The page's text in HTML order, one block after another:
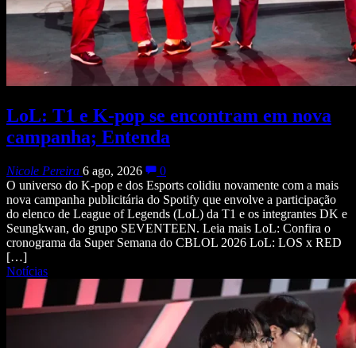
LoL: T1 e K-pop se encontram em nova
campanha; Entenda
Nicole Pereira 6 ago, 2026
0
O universo do K-pop e dos Esports colidiu novamente com a mais
nova campanha publicitária do Spotify que envolve a participação
do elenco de League of Legends (LoL) da T1 e os integrantes DK e
Seungkwan, do grupo SEVENTEEN. Leia mais LoL: Confira o
cronograma da Super Semana do CBLOL 2026 LoL: LOS x RED
[…]
Notícias